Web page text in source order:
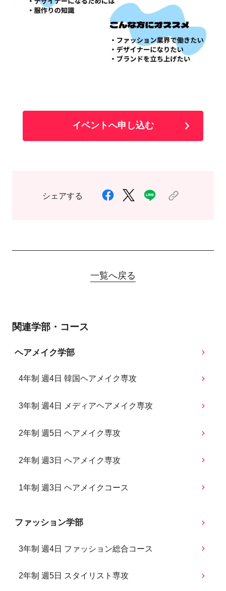
イベントへ申し込む
シェアする
一覧へ戻る
関連学部・コース
ヘアメイク学部
4年制 週4日 韓国ヘアメイク専攻
3年制 週4日 メディアヘアメイク専攻
2年制 週5日 ヘアメイク専攻
2年制 週3日 ヘアメイク専攻
1年制 週3日 ヘアメイクコース
ファッション学部
3年制 週4日 ファッション総合コース
2年制 週5日 スタイリスト専攻